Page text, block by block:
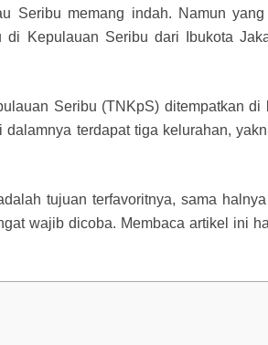
Seribu memang indah. Namun
Kepulauan Seribu dari Ibukota
Seribu (TNKpS) ditempatkan di
terdapat tiga kelurahan,
tujuan terfavoritnya, sama
wajib dicoba. Membaca artikel ini